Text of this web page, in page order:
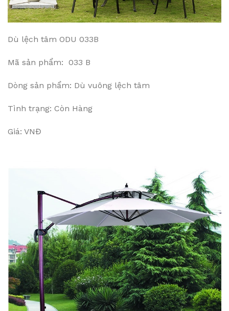
Dù lệch tâm ODU 033B
Mã sản phẩm: 033 B
Dòng sản phẩm: Dù vuông lệch tâm
Tình trạng: Còn Hàng
Giá: VNĐ